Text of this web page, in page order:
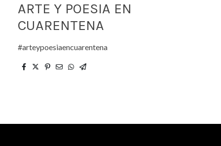
ARTE Y POESIA EN
CUARENTENA
#arteypoesiaencuarentena